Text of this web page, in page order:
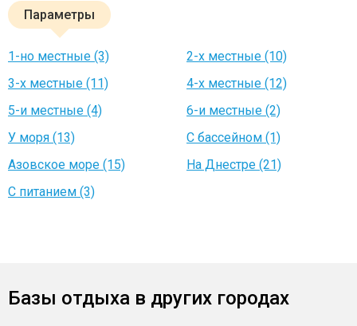
Параметры
1-но местные (3)
2-х местные (10)
3-х местные (11)
4-х местные (12)
5-и местные (4)
6-и местные (2)
У моря (13)
С бассейном (1)
Азовское море (15)
На Днестре (21)
C питанием (3)
Базы отдыха в других городах